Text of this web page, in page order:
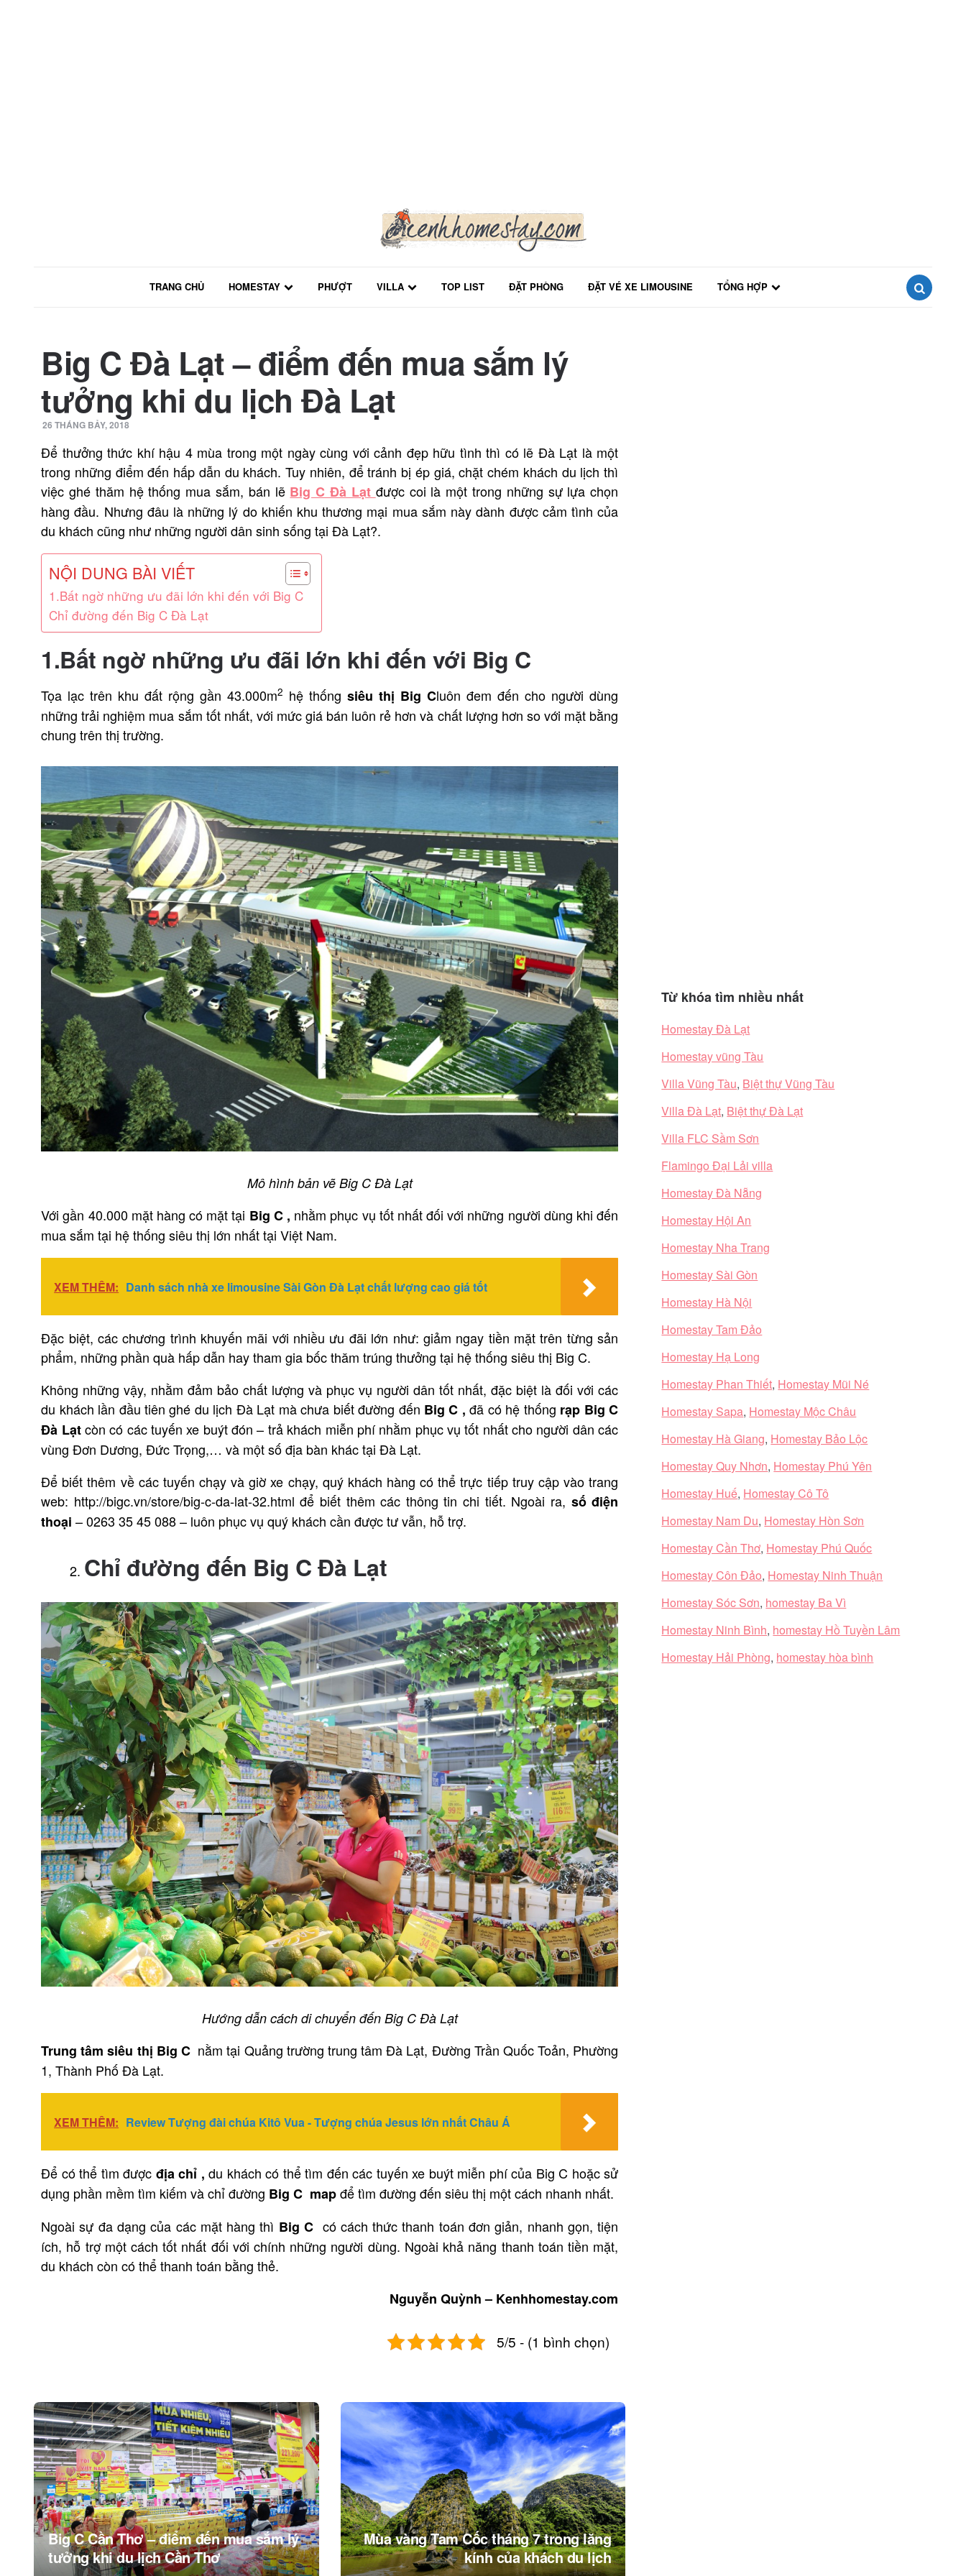
TRANG CHỦ HOMESTAY PHƯỢT VILLA TOP LIST ĐẶT PHÒNG ĐẶT VÉ XE LIMOUSINE
TỔNG HỢP
Big C Đà Lạt – điểm đến mua sắm lý
tưởng khi du lịch Đà Lạt
26 THÁNG BẢY, 2018
Để thưởng thức khí hậu 4 mùa trong một ngày cùng với cảnh đẹp hữu tình thì có lẽ Đà Lạt là một
trong những điểm đến hấp dẫn du khách. Tuy nhiên, để tránh bị ép giá, chặt chém khách du lịch thì
việc ghé thăm hệ thống mua sắm, bán lẽ Big C Đà Lạt được coi là một trong những sự lựa chọn
hàng đầu. Nhưng đâu là những lý do khiến khu thương mại mua sắm này dành được cảm tình của
du khách cũng như những người dân sinh sống tại Đà Lạt?.
NỘI DUNG BÀI VIẾT
1.Bất ngờ những ưu đãi lớn khi đến với Big C
Chỉ đường đến Big C Đà Lạt
1.Bất ngờ những ưu đãi lớn khi đến với Big C
Tọa lạc trên khu đất rộng gần 43.000m2 hệ thốngsiêu thị Big Cluôn đem đến cho người dùng
những trải nghiệm mua sắm tốt nhất, với mức giá bán luôn rẻ hơn và chất lượng hơn so với mặt bằng
chung trên thị trường.
Mô hình bản vẽ Big C Đà Lạt
Với gần 40.000 mặt hàng có mặt tại Big C , nhằm phục vụ tốt nhất đối với những người dùng khi đến
mua sắm tại hệ thống siêu thị lớn nhất tại Việt Nam.
XEM THÊM: Danh sách nhà xe limousine Sài Gòn Đà Lạt chất lượng cao giá tốt
Đặc biệt, các chương trình khuyến mãi với nhiều ưu đãi lớn như: giảm ngay tiền mặt trên từng sản
phẩm, những phần quà hấp dẫn hay tham gia bốc thăm trúng thưởng tại hệ thống siêu thị Big C.
Không những vậy, nhằm đảm bảo chất lượng và phục vụ người dân tốt nhất, đặc biệt là đối với các
du khách lần đầu tiên ghé du lịch Đà Lạt mà chưa biết đường đến Big C ,đã có hệ thống rạp Big C
Đà Lạtcòn có các tuyến xe buýt đón – trả khách miễn phí nhằm phục vụ tốt nhất cho người dân các
vùng Đơn Dương, Đức Trọng,… và một số địa bàn khác tại Đà Lạt.
Để biết thêm về các tuyến chạy và giờ xe chạy, quý khách hàng có thể trực tiếp truy cập vào trang
web: http://bigc.vn/store/big-c-da-lat-32.html để biết thêm các thông tin chi tiết. Ngoài ra, số điện
thoại– 0263 35 45 088 – luôn phục vụ quý khách cần được tư vẫn, hỗ trợ.
Chỉ đường đến Big C Đà Lạt
Hướng dẫn cách di chuyển đến Big C Đà Lạt
Trung tâm siêu thị Big C nằm tại Quảng trường trung tâm Đà Lạt, Đường Trần Quốc Toản, Phường
1, Thành Phố Đà Lạt.
XEM THÊM: Review Tượng đài chúa Kitô Vua - Tượng chúa Jesus lớn nhất Châu Á
Để có thể tìm được địa chỉ ,du khách có thể tìm đến các tuyến xe buýt miễn phí của Big C hoặc sử
dụng phần mềm tìm kiếm và chỉ đường Big C mapđể tìm đường đến siêu thị một cách nhanh nhất.
Ngoài sự đa dạng của các mặt hàng thì Big C có cách thức thanh toán đơn giản, nhanh gọn, tiện
ích, hỗ trợ một cách tốt nhất đối với chính những người dùng. Ngoài khả năng thanh toán tiền mặt,
du khách còn có thể thanh toán bằng thẻ.
Nguyễn Quỳnh – Kenhhomestay.com
5/5 - (1 bình chọn)
Post
navigation
Big C Cần Thơ – điểm đến mua sắm lý
tưởng khi du lịch Cần Thơ
Mùa vàng Tam Cốc tháng 7 trong lăng
kính của khách du lịch
Từ khóa tìm nhiều nhất
Homestay Đà Lạt
Homestay vũng Tàu
Villa Vũng Tàu, Biệt thự Vũng Tàu
Villa Đà Lạt, Biệt thự Đà Lạt
Villa FLC Sầm Sơn
Flamingo Đại Lải villa
Homestay Đà Nẵng
Homestay Hội An
Homestay Nha Trang
Homestay Sài Gòn
Homestay Hà Nội
Homestay Tam Đảo
Homestay Hạ Long
Homestay Phan Thiết, Homestay Mũi Né
Homestay Sapa, Homestay Mộc Châu
Homestay Hà Giang, Homestay Bảo Lộc
Homestay Quy Nhơn, Homestay Phú Yên
Homestay Huế, Homestay Cô Tô
Homestay Nam Du, Homestay Hòn Sơn
Homestay Cần Thơ, Homestay Phú Quốc
Homestay Côn Đảo, Homestay Ninh Thuận
Homestay Sóc Sơn, homestay Ba Vì
Homestay Ninh Bình, homestay Hồ Tuyền Lâm
Homestay Hải Phòng, homestay hòa bình